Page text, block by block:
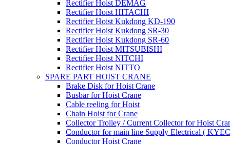
Rectifier Hoist DEMAG
Rectifier Hoist HITACHI
Rectifier Hoist Kukdong KD-190
Rectifier Hoist Kukdong SR-30
Rectifier Hoist Kukdong SR-60
Rectifier Hoist MITSUBISHI
Rectifier Hoist NITCHI
Rectifier Hoist NITTO
SPARE PART HOIST CRANE
Brake Disk for Hoist Crane
Busbar for Hoist Crane
Cable reeling for Hoist
Chain Hoist for Crane
Collector Trolley / Current Collector for Hoist
Conductor for main line Supply Electrical (
Conductor Hoist Crane